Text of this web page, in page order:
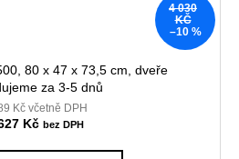
4 030
KČ
–10 %
80 x 47 x 73,5 cm, dveře
za 3-5 dnů
Kč včetně DPH
Kč